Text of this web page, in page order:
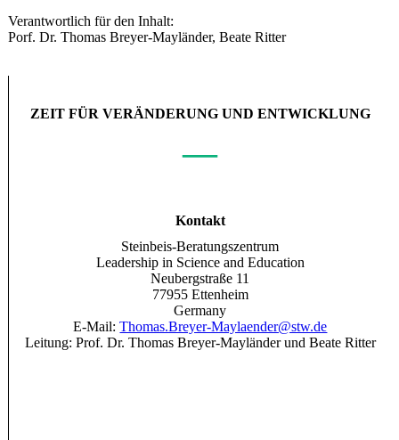
Verantwortlich für den Inhalt:
Porf. Dr. Thomas Breyer-Mayländer, Beate Ritter
ZEIT FÜR VERÄNDERUNG UND ENTWICKLUNG
—
Kontakt
Steinbeis-Beratungszentrum
Leadership in Science and Education
Neubergstraße 11
77955 Ettenheim
Germany
E-Mail:Thomas.Breyer-Maylaender@stw.de
Leitung: Prof. Dr. Thomas Breyer-Mayländer und Beate Ritter